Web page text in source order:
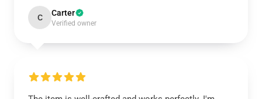
C Carter
Verified owner